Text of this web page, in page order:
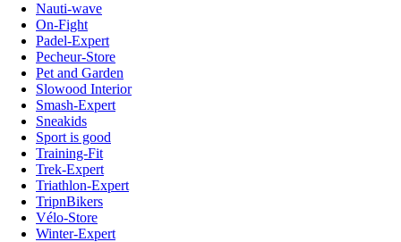
Nauti-wave
On-Fight
Padel-Expert
Pecheur-Store
Pet and Garden
Slowood Interior
Smash-Expert
Sneakids
Sport is good
Training-Fit
Trek-Expert
Triathlon-Expert
TripnBikers
Vélo-Store
Winter-Expert